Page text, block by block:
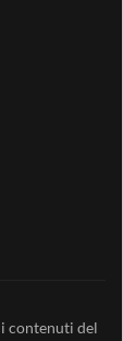
contenuti del